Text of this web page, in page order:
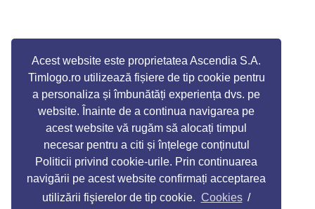
Acest website este proprietatea Ascendia S.A.
Timlogo.ro utilizează fișiere de tip cookie pentru
a personaliza și îmbunătăți experiența dvs. pe
website. Înainte de a continua navigarea pe
acest website vă rugăm să alocați timpul
necesar pentru a citi și înțelege conținutul
Politicii privind cookie-urile. Prin continuarea
navigării pe acest website confirmați acceptarea
utilizării fişierelor de tip cookie. Cookies /